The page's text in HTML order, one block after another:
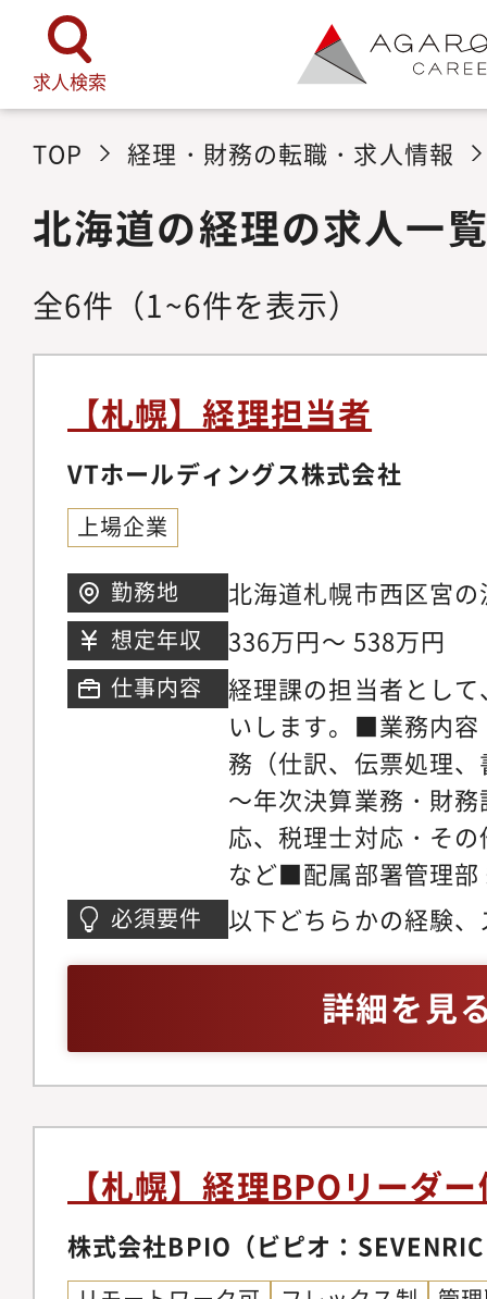
求人検索
TOP 経理・財務の転職・求人情報
北海道の経理の求人一
全6件 （1~6件を表示）
【札幌】経理担当者
VTホールディングス株式会社
上場企業
勤務地
北海道札幌市西区宮
地下鉄東西線宮の沢
トーレン札幌 本部】
想定年収 336万円～ 538万円
仕事内容
経理課の担当者とし
いします。■業務内容
務（仕訳、伝票処理
～年次決算業務・財
応、税理士対応・そ
など■配属部署管理部
必須要件
以下どちらかの経験
詳細を見
【札幌】経理BPOリーダ
株式会社BPIO（ビピオ：